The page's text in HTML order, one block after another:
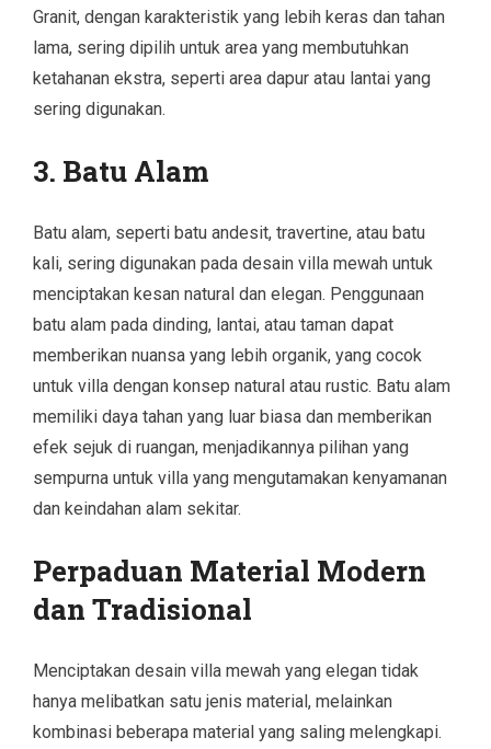
Granit, dengan karakteristik yang lebih keras dan tahan
lama, sering dipilih untuk area yang membutuhkan
ketahanan ekstra, seperti area dapur atau lantai yang
sering digunakan.
3. Batu Alam
Batu alam, seperti batu andesit, travertine, atau batu
kali, sering digunakan pada desain villa mewah untuk
menciptakan kesan natural dan elegan. Penggunaan
batu alam pada dinding, lantai, atau taman dapat
memberikan nuansa yang lebih organik, yang cocok
untuk villa dengan konsep natural atau rustic. Batu alam
memiliki daya tahan yang luar biasa dan memberikan
efek sejuk di ruangan, menjadikannya pilihan yang
sempurna untuk villa yang mengutamakan kenyamanan
dan keindahan alam sekitar.
Perpaduan Material Modern
dan Tradisional
Menciptakan desain villa mewah yang elegan tidak
hanya melibatkan satu jenis material, melainkan
kombinasi beberapa material yang saling melengkapi.